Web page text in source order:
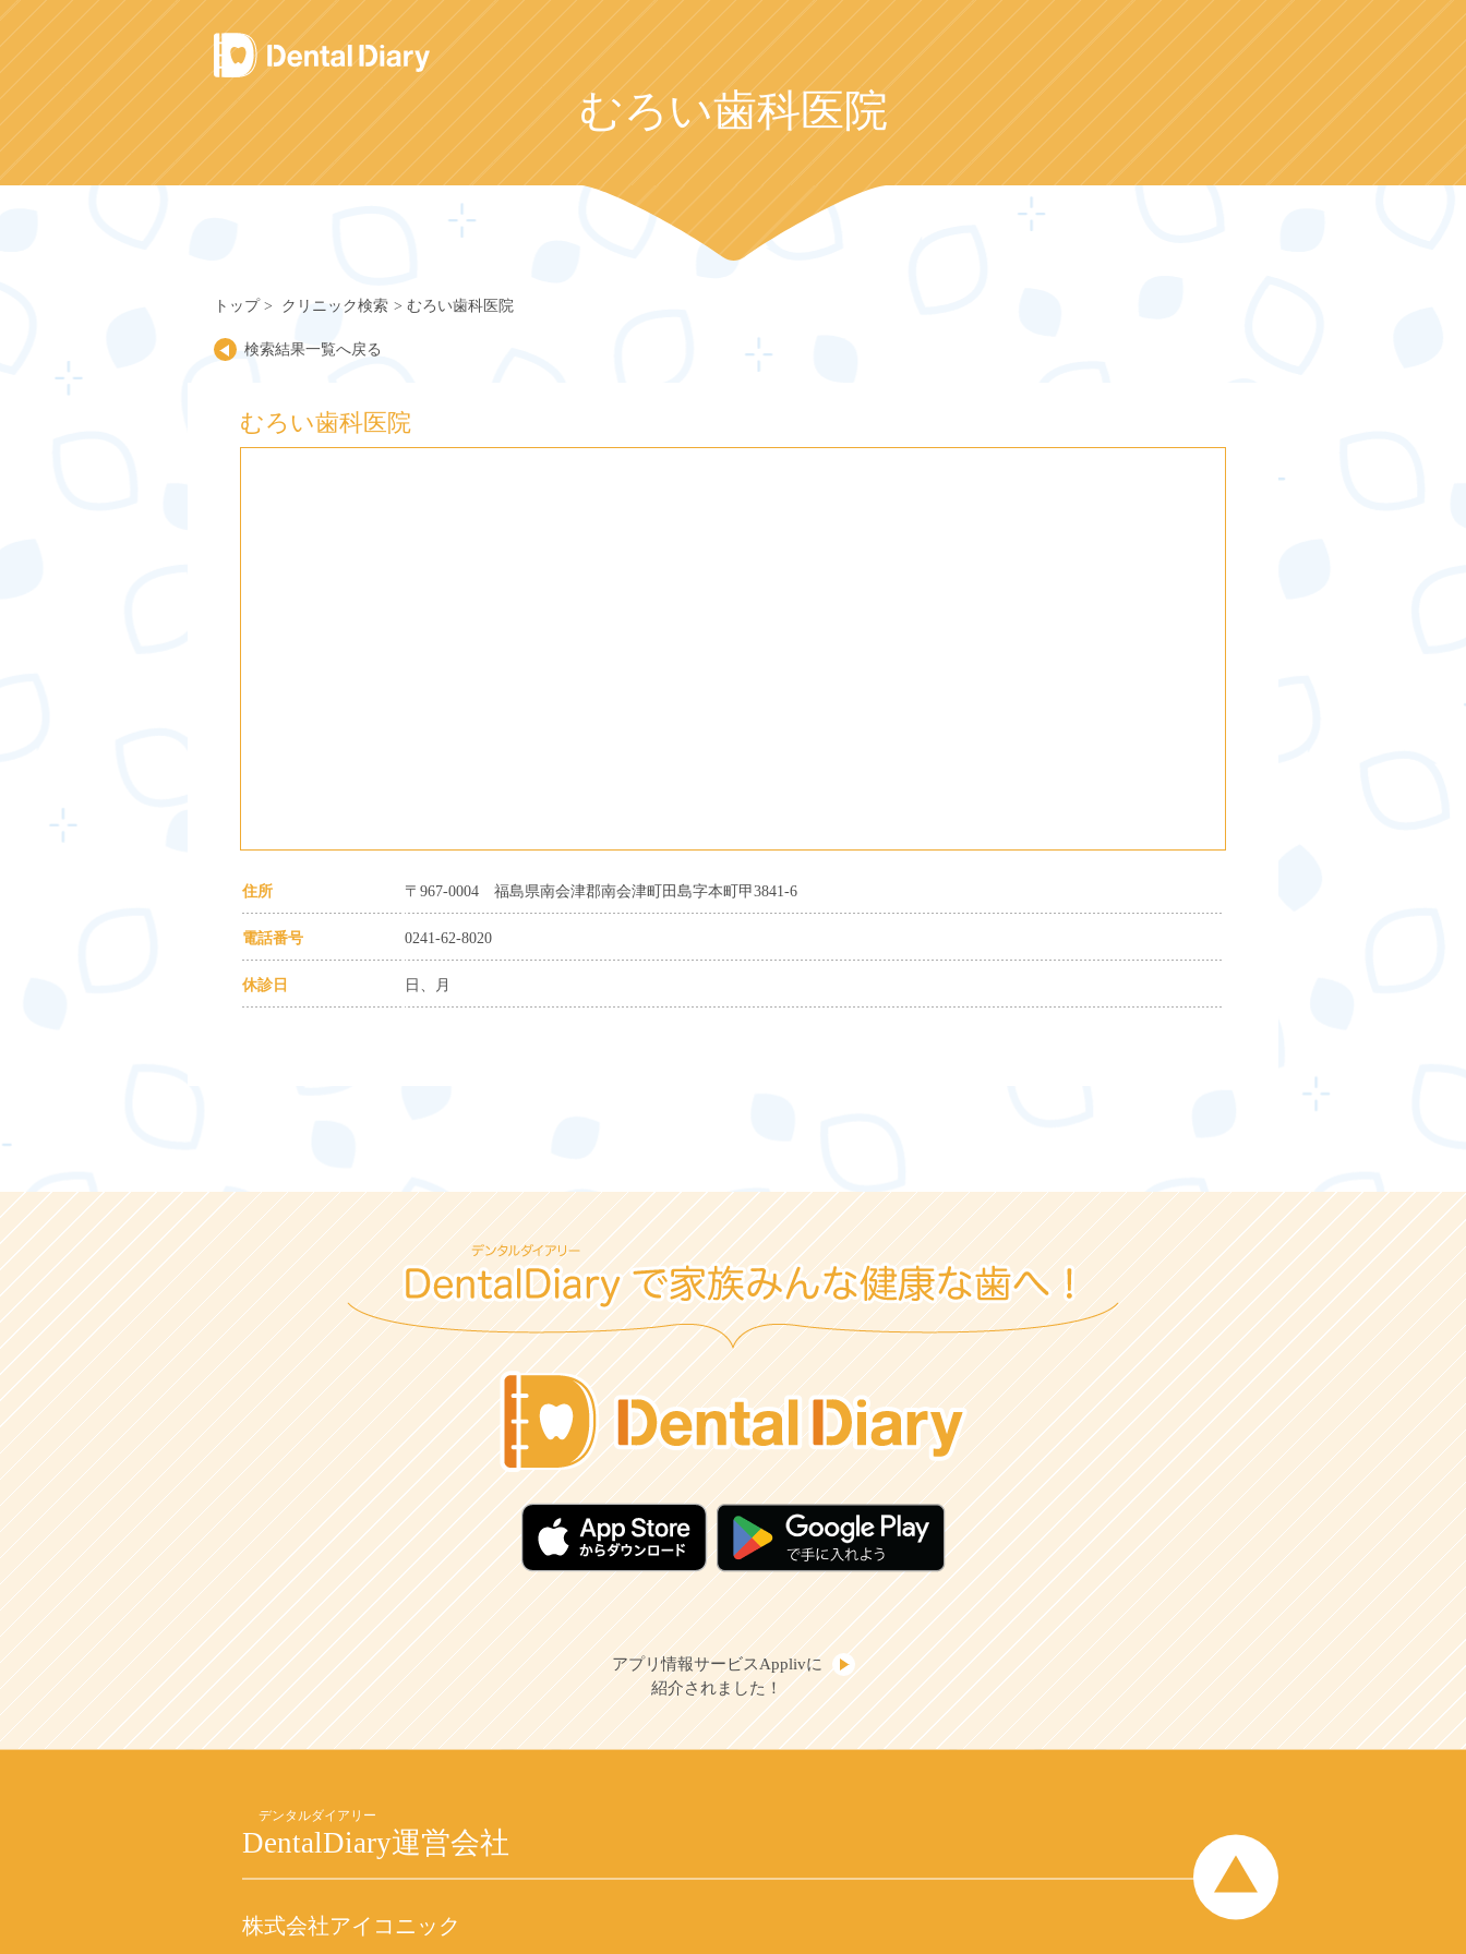
Skip
to
content
むろい歯科医院
トップ クリニック検索 むろい歯科医院
検索結果一覧へ戻る
むろい歯科医院
住所 〒967-0004 福島県南会津郡南会津町田島字本町甲3841-6
電話番号 0241-62-8020
休診日 日、月
アプリ情報サービスApplivに
紹介されました！
DentalDiary運営会社
株式会社アイコニック